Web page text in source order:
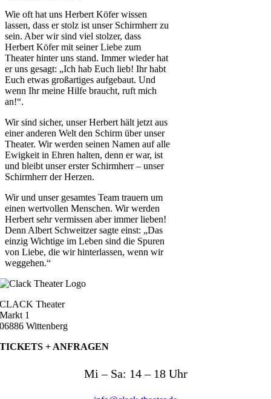
Wie oft hat uns Herbert Köfer wissen
lassen, dass er stolz ist unser Schirmherr zu
sein. Aber wir sind viel stolzer, dass
Herbert Köfer mit seiner Liebe zum
Theater hinter uns stand. Immer wieder hat
er uns gesagt: „Ich hab Euch lieb! Ihr habt
Euch etwas großartiges aufgebaut. Und
wenn Ihr meine Hilfe braucht, ruft mich
an!“.
Wir sind sicher, unser Herbert hält jetzt aus
einer anderen Welt den Schirm über unser
Theater. Wir werden seinen Namen auf alle
Ewigkeit in Ehren halten, denn er war, ist
und bleibt unser erster Schirmherr – unser
Schirmherr der Herzen.
Wir und unser gesamtes Team trauern um
einen wertvollen Menschen. Wir werden
Herbert sehr vermissen aber immer lieben!
Denn Albert Schweitzer sagte einst: „Das
einzig Wichtige im Leben sind die Spuren
von Liebe, die wir hinterlassen, wenn wir
weggehen.“
CLACK Theater
Markt 1
06886 Wittenberg
TICKETS + ANFRAGEN
Mi – Sa: 14 – 18 Uhr